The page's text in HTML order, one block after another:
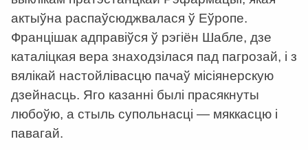
актыўна распаўсюджвалася ў Еўропе.
Францішак адправіўся ў рэгіён Шабле, дзе
каталіцкая вера знаходзілася пад пагрозай, і з
вялікай настойлівасцю пачаў місіянерскую
дзейнасць. Яго казанні былі прасякнуты
любоўю, а стыль супольнасці — мяккасцю і
павагай.